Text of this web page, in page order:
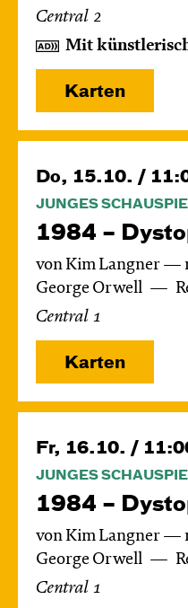
Central 2
Mit
Karten
Do, 15.10. /
JUNGES
1984 –
von Kim Langner —
George Orwell
Central 1
Karten
Fr, 16.10. /
JUNGES
1984 –
von Kim Langner —
George Orwell
Central 1